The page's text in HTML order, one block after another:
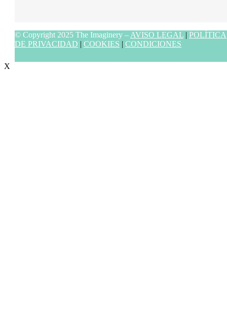
© Copyright 2025 The Imaginery – AVISO LEGAL | POLÍTICA
DE PRIVACIDAD | COOKIES | CONDICIONES
X